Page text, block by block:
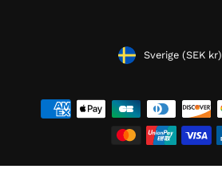
VALUTASverige (SEK kr)